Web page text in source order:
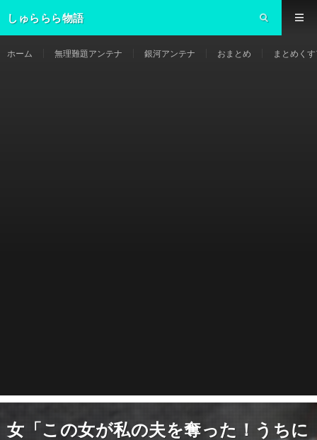
しゅららら物語
ホーム 無理難題アンテナ 銀河アンテナ おまとめ まとめく
女「この女が私の夫を奪った！うちに